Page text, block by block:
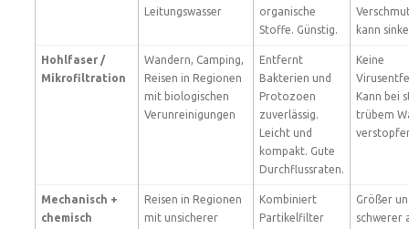
Leitungswasser
organische
Stoffe. Günstig.
kann
Hohlfaser /
Mikrofiltration
Wandern, Camping,
Reisen in Regionen
mit biologischen
Verunreinigungen
Entfernt
Bakterien und
Protozoen
zuverlässig.
Leicht und
kompakt. Gute
Durchflussraten.
Keine
Kann bei
trübem
Mechanisch +
chemisch
Reisen in Regionen
mit unsicherer
Kombiniert
Partikelfilter
Größer
schwerer